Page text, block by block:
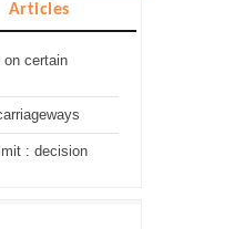
Articles
on certain
: decision